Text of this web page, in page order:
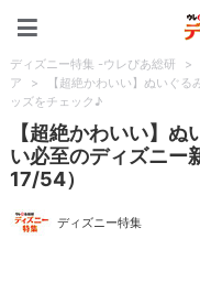
ディズニー特集 -ウレぴあ総研 >
ア
>
【超絶かわいい】ぬいぐ
ッズをチェック♪
【超絶かわいい】
い必至のディズニー
17/54）
ディズニー特集